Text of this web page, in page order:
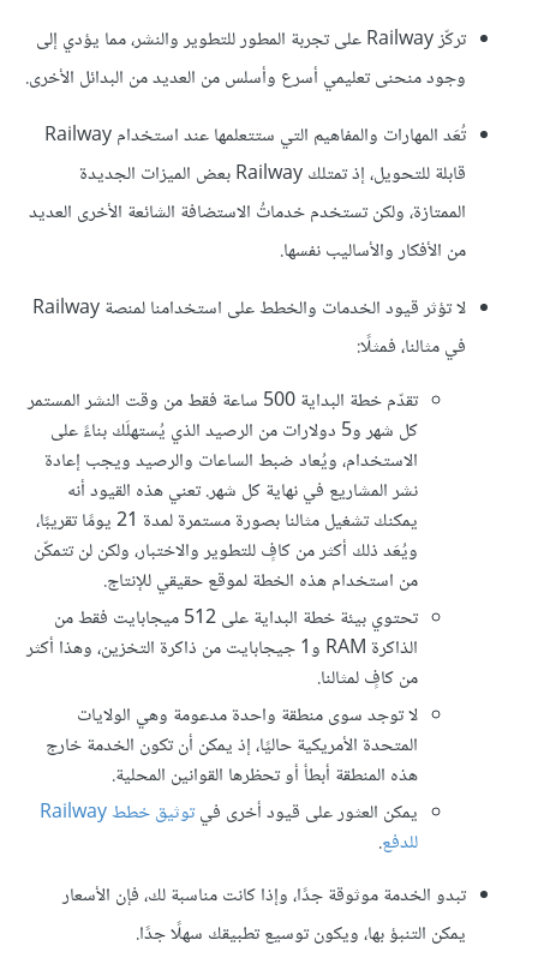
تركّز Railway على تجربة المطور للتطوير والنشر، مما يؤدي إلى
وجود منحنى تعليمي أسرع وأسلس من العديد من البدائل الأخرى.
تُعَد المهارات والمفاهيم التي ستتعلمها عند استخدام Railway
قابلة للتحويل، إذ تمتلك Railway بعض الميزات الجديدة
الممتازة، ولكن تستخدم خدماتُ الاستضافة الشائعة الأخرى العديد
من الأفكار والأساليب نفسها.
لا تؤثر قيود الخدمات والخطط على استخدامنا لمنصة Railway
في مثالنا، فمثلًا:
تقدّم خطة البداية 500 ساعة فقط من وقت النشر المستمر
كل شهر و5 دولارات من الرصيد الذي يُستهلَك بناءً على
الاستخدام، ويُعاد ضبط الساعات والرصيد ويجب إعادة
نشر المشاريع في نهاية كل شهر. تعني هذه القيود أنه
يمكنك تشغيل مثالنا بصورة مستمرة لمدة 21 يومًا تقريبًا،
ويُعَد ذلك أكثر من كافٍ للتطوير والاختبار، ولكن لن تتمكّن
من استخدام هذه الخطة لموقع حقيقي للإنتاج.
تحتوي بيئة خطة البداية على 512 ميجابايت فقط من
الذاكرة RAM و1 جيجابايت من ذاكرة التخزين، وهذا أكثر
من كافٍ لمثالنا.
لا توجد سوى منطقة واحدة مدعومة وهي الولايات
المتحدة الأمريكية حاليًا، إذ يمكن أن تكون الخدمة خارج
هذه المنطقة أبطأ أو تحظرها القوانين المحلية.
يمكن العثور على قيود أخرى في
توثيق خطط Railway
للدفع.
تبدو الخدمة موثوقة جدًا، وإذا كانت مناسبة لك، فإن الأسعار
يمكن التنبؤ بها، ويكون توسيع تطبيقك سهلًا جدًا.